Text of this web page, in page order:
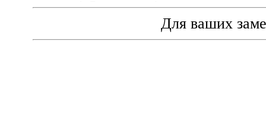
Для ваших